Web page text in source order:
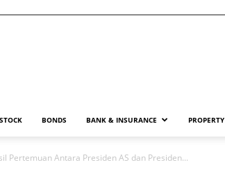
BONDS BANK & INSURANCE PROPERTY
Pertemuan Antara Presiden AS dan Presiden...